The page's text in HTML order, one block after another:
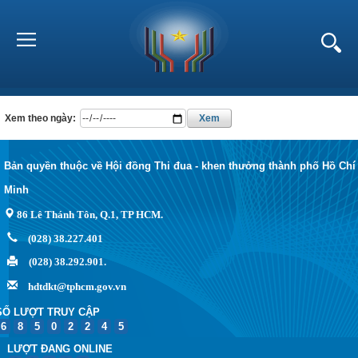
Xem theo ngày: Xem
Bản quyền thuộc về Hội đồng Thi đua - khen thưởng thành phố Hồ Chí
Minh
86 Lê Thánh Tôn, Q.1, TP HCM.
(028) 38.227.401
(028) 38.292.901.
hdtdkt@tphcm.gov.vn
LƯỢT TRUY CẬP
6
8 5 0 2 2 4
5
LƯỢT ĐANG ONLINE